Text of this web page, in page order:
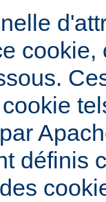
cookie,
définis